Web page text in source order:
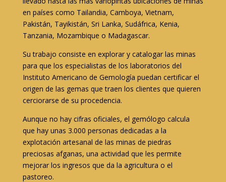
en países como Tailandia, Camboya, Vietnam,
Pakistán, Tayikistán, Sri Lanka, Sudáfrica, Kenia,
Tanzania, Mozambique o Madagascar.
Su trabajo consiste en explorar y catalogar las minas
para que los especialistas de los laboratorios del
Instituto Americano de Gemología puedan certificar el
origen de las gemas que traen los clientes que quieren
cerciorarse de su procedencia.
Aunque no hay cifras oficiales, el gemólogo calcula
que hay unas 3.000 personas dedicadas a la
explotación artesanal de las minas de piedras
preciosas afganas, una actividad que les permite
mejorar los ingresos que da la agricultura o el
pastoreo.